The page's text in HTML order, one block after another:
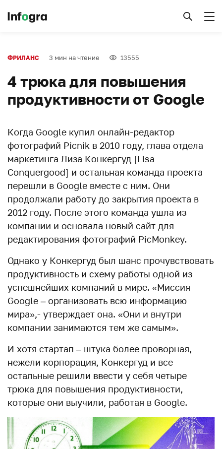
ФРИЛАНС 3 мин на чтение 13555
4 трюка для повышения
продуктивности от Google
Когда Google купил онлайн-редактор
фотографий Picnik в 2010 году, глава отдела
маркетинга Лиза Конкергуд [Lisa
Conquergood] и остальная команда проекта
перешли в Google вместе с ним. Они
продолжали работу до закрытия проекта в
2012 году. После этого команда ушла из
компании и основала новый сайт для
редактирования фотографий PicMonkey.
Однако у Конкергуд был шанс прочувствовать
продуктивность и схему работы одной из
успешнейших компаний в мире. «Миссия
Google – организовать всю информацию
мира»,- утверждает она. «Они и внутри
компании занимаются тем же самым».
И хотя стартап – штука более проворная,
нежели корпорация, Конкергуд и все
остальные решили ввести у себя четыре
трюка для повышения продуктивности,
которые они выучили, работая в Google.